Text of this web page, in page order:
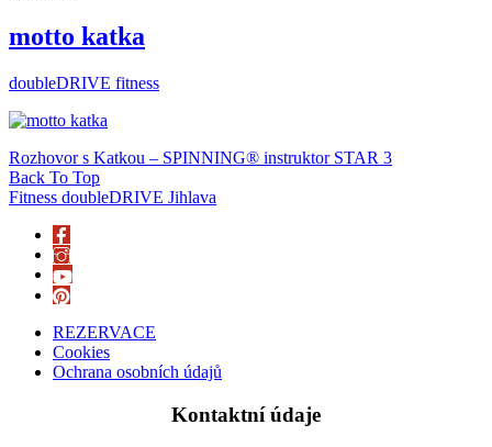
motto katka
doubleDRIVE fitness
Rozhovor s Katkou – SPINNING® instruktor STAR 3
Back To Top
Fitness doubleDRIVE Jihlava
REZERVACE
Cookies
Ochrana osobních údajů
Kontaktní údaje